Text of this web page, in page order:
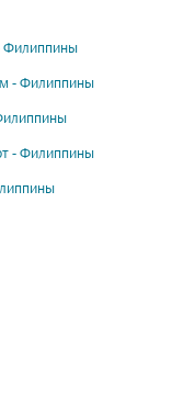
- Филиппины
- Филиппины